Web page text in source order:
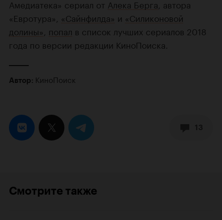
Амедиатека» сериал от Алека Берга , автора
«Евротура», «Сайнфилда» и «Силиконовой
долины» попал в список лучших сериалов 2018
года по версии редакции КиноПоиска.
Автор: КиноПоиск
Смотрите также